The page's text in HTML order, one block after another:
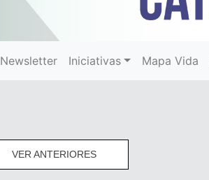
Newsletter Iniciativas Mapa Vida
VER ANTERIORES